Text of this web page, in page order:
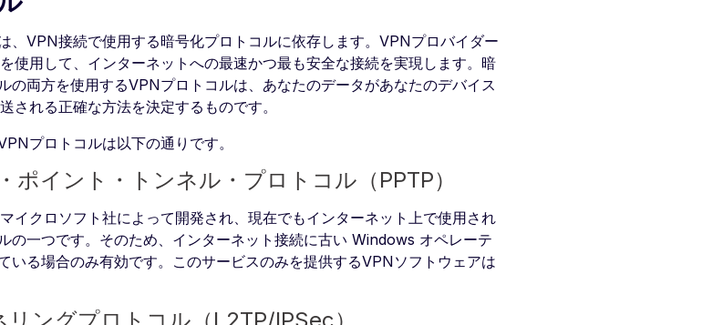
、VPN接続で使用する暗号化プロトコルに依存します。VPNプロバイダー
使用して、インターネットへの最速かつ最も安全な接続を実現します。暗
の両方を使用するVPNプロトコルは、あなたのデータがあなたのデバイス
される正確な方法を決定するものです。
プロトコルは以下の通りです。
ポイント・トンネル・プロトコル（PPTP）
イクロソフト社によって開発され、現在でもインターネット上で使用され
の一つです。そのため、インターネット接続に古い Windows オペレーテ
いる場合のみ有効です。このサービスのみを提供するVPNソフトウェアは